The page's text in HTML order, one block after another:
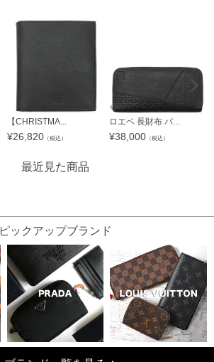
【CHRISTMA...
¥26,820 （税込）
ロエベ 長財布 パ...
¥38,000 （税込）
最近見た商品
ピックアップブランド